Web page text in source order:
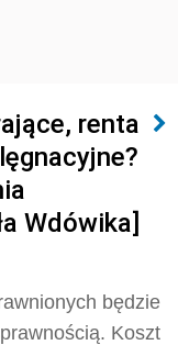
renta
Wdówika]
będzie
Koszt